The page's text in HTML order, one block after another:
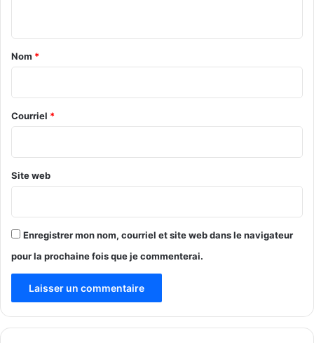
a
r
e
Nom *
Courriel *
Site web
Enregistrer mon nom, courriel et site web dans le navigateur
pour la prochaine fois que je commenterai.